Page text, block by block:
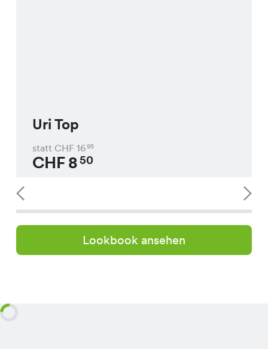
Uri Top
statt CHF 1695
CHF850
Lookbook ansehen